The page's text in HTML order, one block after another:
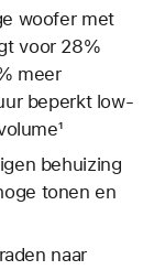
woofer met
voor 28%
meer
beperkt low-
behuizing
tonen en
naar